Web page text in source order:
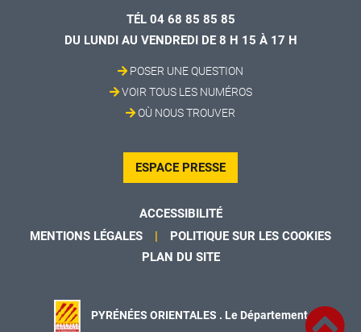
TÉL 04 68 85 85 85
DU LUNDI AU VENDREDI DE 8 H 15 À 17 H
POSER UNE QUESTION
VOIR TOUS LES NUMÉROS
OÙ NOUS TROUVER
ESPACE PRESSE
ACCESSIBILITÉ
MENTIONS LÉGALES
POLITIQUE SUR LES COOKIES
PLAN DU SITE
PYRÉNÉES ORIENTALES . Le Département